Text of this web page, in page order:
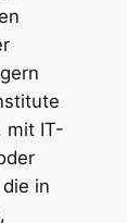
mit IT-
in